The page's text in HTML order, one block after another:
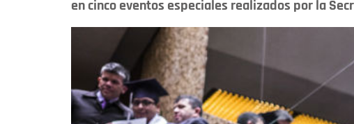
en cinco eventos especiales realizados por la